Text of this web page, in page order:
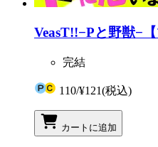
VeasT!!−Pと野獣−
完結
110/¥121(税込)
カートに追加